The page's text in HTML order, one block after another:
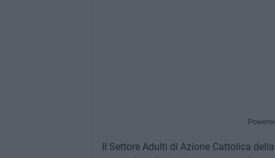
Il Settore Adulti di Azione Cattolica